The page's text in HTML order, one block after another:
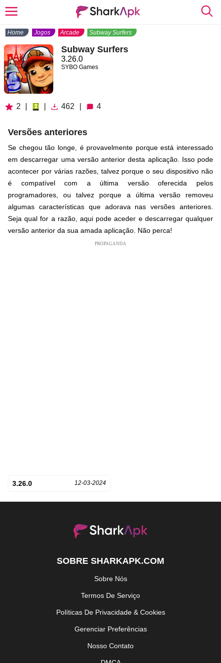
Home Jogos Arcade Subway Surfers
Subway Surfers
3.26.0
SYBO Games
2 462 4
Versões anteriores
Se chegou tão longe, é provavelmente porque está interessado
em descarregar uma versão anterior desta aplicação. Isso pode
acontecer por várias razões, talvez porque o seu dispositivo não
é compatível com a última versão oferecida pelos
programadores, ou talvez porque a última versão removeu
algumas características que adorava nas versões anteriores.
Seja qual for a razão, aqui pode aceder e descarregar qualquer
versão anterior da sua amada aplicação. Não perca!
PROPAGANDA
3.26.0 12-03-2024
SOBRE SHARKAPK.COM
Sobre Nós
Termos De Serviço
Políticas De Privacidade & Cookies
Gerenciar Preferências
Nosso Contato